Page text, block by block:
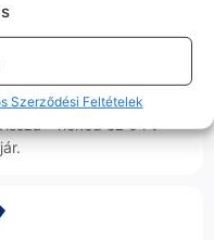
Szerződési Feltételek
Szerviz
a telefont, és
– neked ez 0 Ft